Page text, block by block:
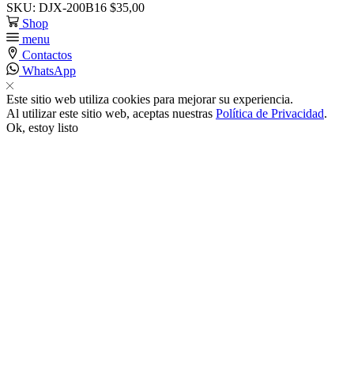
satın al
panel
SKU: DJX-200B16 $35,00
Shop
menu
Contactos
WhatsApp
Este sitio web utiliza cookies para mejorar su experiencia.
Al utilizar este sitio web, aceptas nuestras Política de Privacidad.
Ok, estoy listo